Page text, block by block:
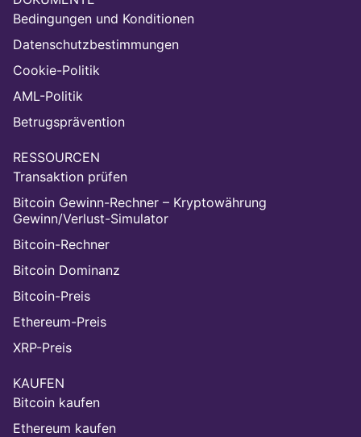
Bedingungen und Konditionen
Datenschutzbestimmungen
Cookie-Politik
AML-Politik
Betrugsprävention
RESSOURCEN
Transaktion prüfen
Bitcoin Gewinn-Rechner – Kryptowährung
Gewinn/Verlust-Simulator
Bitcoin-Rechner
Bitcoin Dominanz
Bitcoin-Preis
Ethereum-Preis
XRP-Preis
KAUFEN
Bitcoin kaufen
Ethereum kaufen